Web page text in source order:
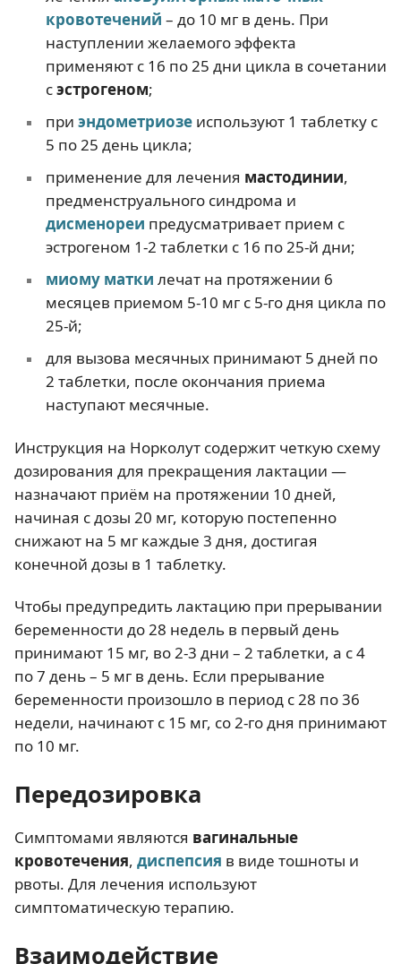
кровотечений – до 10 мг в день. При
наступлении желаемого эффекта
применяют с 16 по 25 дни цикла в сочетании
сэстрогеном;
при эндометриозеиспользуют 1 таблетку с
5 по 25 день цикла;
применение для лечения мастодинии,
предменструального синдрома и
дисменореи предусматривает прием с
эстрогеном 1-2 таблетки с 16 по 25-й дни;
миому матки лечат на протяжении 6
месяцев приемом 5-10 мг с 5-го дня цикла по
25-й;
для вызова месячных принимают 5 дней по
2 таблетки, после окончания приема
наступают месячные.
Инструкция на Норколут содержит четкую схему
дозирования для прекращения лактации —
назначают приём на протяжении 10 дней,
начиная с дозы 20 мг, которую постепенно
снижают на 5 мг каждые 3 дня, достигая
конечной дозы в 1 таблетку.
Чтобы предупредить лактацию при прерывании
беременности до 28 недель в первый день
принимают 15 мг, во 2-3 дни – 2 таблетки, а с 4
по 7 день – 5 мг в день. Если прерывание
беременности произошло в период с 28 по 36
недели, начинают с 15 мг, со 2-го дня принимают
по 10 мг.
Передозировка
Симптомами являются вагинальные
кровотечения, диспепсия в виде тошноты и
рвоты. Для лечения используют
симптоматическую терапию.
Взаимодействие